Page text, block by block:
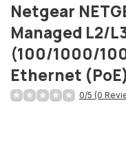
Netgear
Managed L2/
(100/1000/
Ethernet
0/5 (0